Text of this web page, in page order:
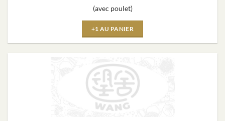
(avec poulet)
+1 AU PANIER